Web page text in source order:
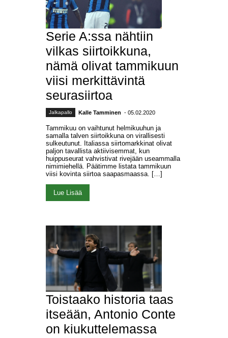
Serie A:ssa nähtiin
vilkas siirtoikkuna,
nämä olivat tammikuun
viisi merkittävintä
seurasiirtoa
Jalkapallo Kalle Tamminen - 05.02.2020
Tammikuu on vaihtunut helmikuuhun ja
samalla talven siirtoikkuna on virallisesti
sulkeutunut. Italiassa siirtomarkkinat olivat
paljon tavallista aktiivisemmat, kun
huippuseurat vahvistivat rivejään useammalla
nimimiehellä. Päätimme listata tammikuun
viisi kovinta siirtoa saapasmaassa. […]
Lue Lisää
Toistaako historia taas
itseään, Antonio Conte
on kiukuttelemassa